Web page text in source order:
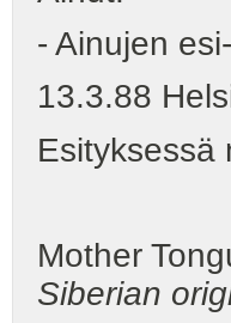
- Ainujen
13.3.88
Mother
Siberian